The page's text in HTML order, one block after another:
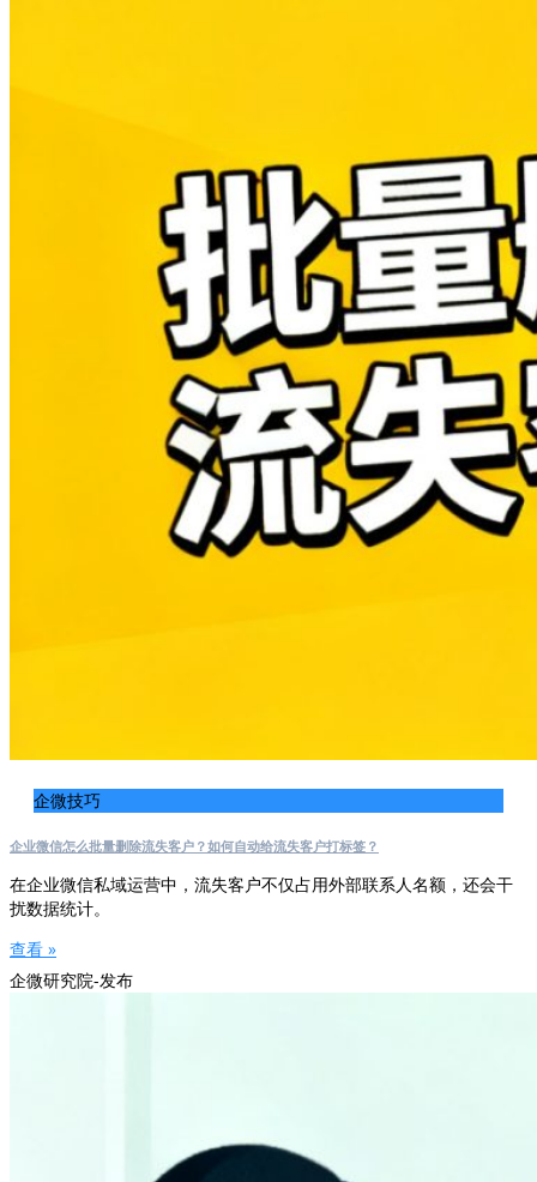
企微技巧
企业微信怎么批量删除流失客户？如何自动给流失客户打标签？
在企业微信私域运营中，流失客户不仅占用外部联系人名额，还会干
扰数据统计。
查看 »
企微研究院-发布